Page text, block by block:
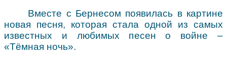
Вместе с Бернесом появилась в картине
новая песня, которая стала одной из самых
известных и любимых песен о войне –
«Тёмная ночь».